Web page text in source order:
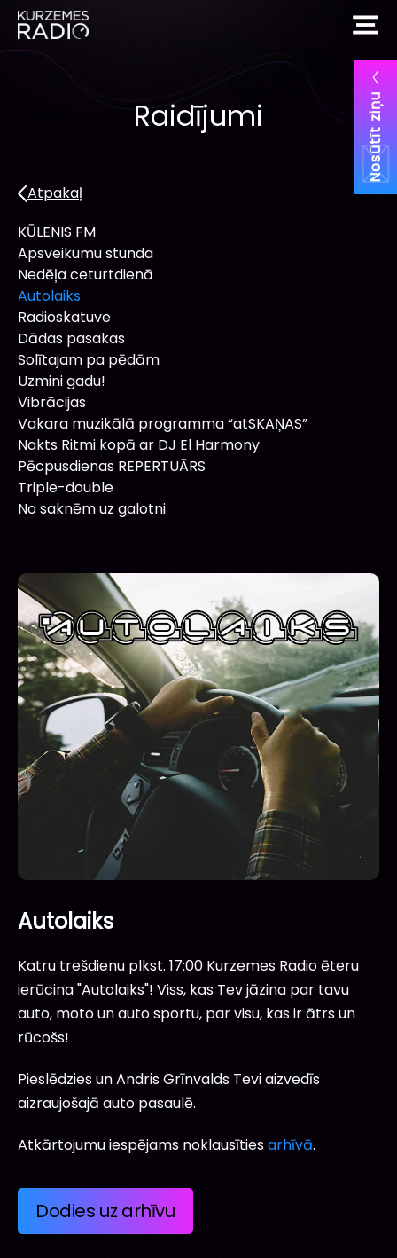
Nosūtīt ziņu
Raidījumi
Atpakaļ
KŪLENIS FM
Apsveikumu stunda
Nedēļa ceturtdienā
Autolaiks
Radioskatuve
Dādas pasakas
Solītajam pa pēdām
Uzmini gadu!
Vibrācijas
Vakara muzikālā programma “atSKAŅAS”
Nakts Ritmi kopā ar DJ El Harmony
Pēcpusdienas REPERTUĀRS
Triple-double
No saknēm uz galotni
Autolaiks
Katru trešdienu plkst. 17:00 Kurzemes Radio ēteru
ierūcina "Autolaiks"! Viss, kas Tev jāzina par tavu
auto, moto un auto sportu, par visu, kas ir ātrs un
rūcošs!
Pieslēdzies un Andris Grīnvalds Tevi aizvedīs
aizraujošajā auto pasaulē.
Atkārtojumu iespējams noklausītiesarhīvā.
Dodies uz arhīvu